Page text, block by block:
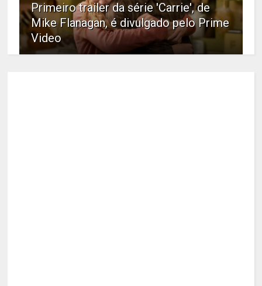
Primeiro trailer da série 'Carrie', de
Mike Flanagan, é divulgado pelo Prime
Video